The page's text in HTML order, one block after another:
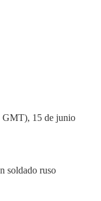
GMT), 15 de junio